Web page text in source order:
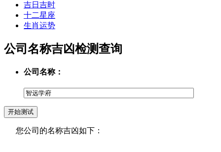
吉日吉时
十二星座
生肖运势
公司名称吉凶检测查询
公司名称：
您公司的名称吉凶如下：